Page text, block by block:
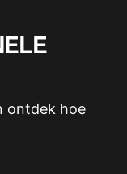
ontdek hoe